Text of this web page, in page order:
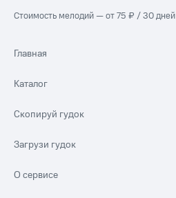
Стоимость мелодий — от 75 ₽ / 30 дней
Главная
Каталог
Скопируй гудок
Загрузи гудок
О сервисе